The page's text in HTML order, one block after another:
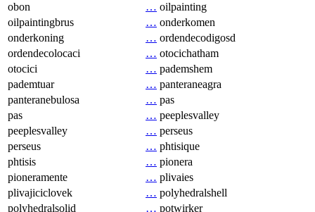
obon
… oilpainting
oilpaintingbrus
… onderkomen
onderkoning
… ordendecodigosd
ordendecolocaci
… otocichatham
otocici
… pademshem
pademtuar
… panteraneagra
panteranebulosa
… pas
pas
… peeplesvalley
peeplesvalley
… perseus
perseus
… phtisique
phtisis
… pionera
pioneramente
… plivaies
plivajiciclovek
… polyhedralshell
polyhedralsolid
… potwirker